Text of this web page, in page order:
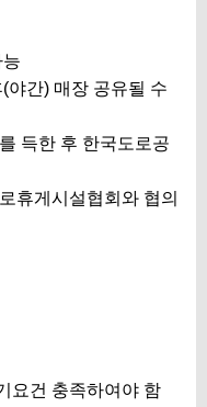
야간) 매장 공유될 수
득한 후 한국도로공
휴게시설협회와 협의
요건 충족하여야 함